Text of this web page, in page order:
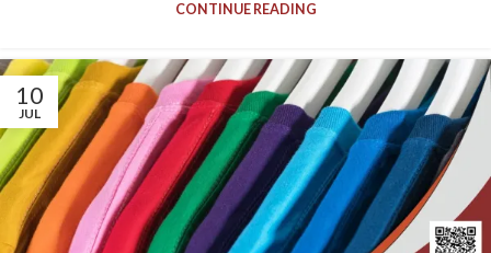
CONTINUE READING
10
JUL